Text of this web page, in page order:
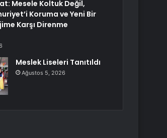
Mesele Koltuk Değil,
Koruma ve Yeni Bir
Karşı Direnme
Meslek Liseleri Tanıtıldı
Ağustos 5, 2026